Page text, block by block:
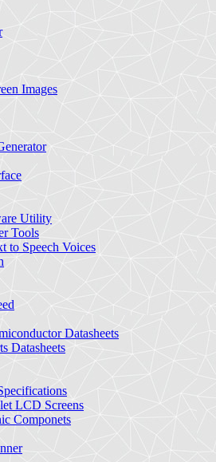
Images
Utility
Tools
to Speech Voices
Datasheets
Datasheets
LCD Screens
Componets